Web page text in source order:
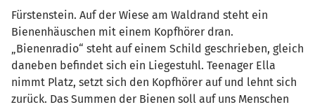
Fürstenstein. Auf der Wiese am Waldrand steht ein
Bienenhäuschen mit einem Kopfhörer dran.
„Bienenradio“ steht auf einem Schild geschrieben, gleich
daneben befindet sich ein Liegestuhl. Teenager Ella
nimmt Platz, setzt sich den Kopfhörer auf und lehnt sich
zurück. Das Summen der Bienen soll auf uns Menschen